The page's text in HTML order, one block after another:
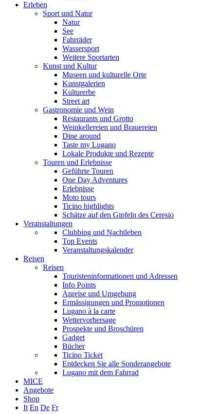
Erleben
Sport und Natur
Natur
See
Fahrräder
Wassersport
Weitere Sportarten
Kunst und Kultur
Museen und kulturelle Orte
Kunstgalerien
Kulturerbe
Street art
Gastronomie und Wein
Restaurants und Grotto
Weinkellereien und Brauereien
Dine around
Taste my Lugano
Lokale Produkte und Rezepte
Touren und Erlebnisse
Geführte Touren
One Day Adventures
Erlebnisse
Moto tours
Ticino highlights
Schätze auf den Gipfeln des Ceresio
Veranstaltungen
Clubbing und Nachtleben
Top Events
Veranstaltungskalender
Reisen
Reisen
Touristeninformationen und Adressen
Info Points
Anreise und Umgebung
Ermässigungen und Promotionen
Lugano à la carte
Wettervorhersage
Prospekte und Broschüren
Gadget
Bücher
Ticino Ticket
Entdecken Sie alle Sonderangebote
Lugano mit dem Fahrrad
MICE
Angebote
Shop
It En De Fr